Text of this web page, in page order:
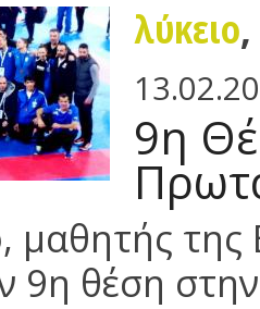
λύκειο,
9η
της
9η θέση